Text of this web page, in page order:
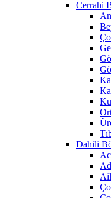
Cerrahi
Dahili